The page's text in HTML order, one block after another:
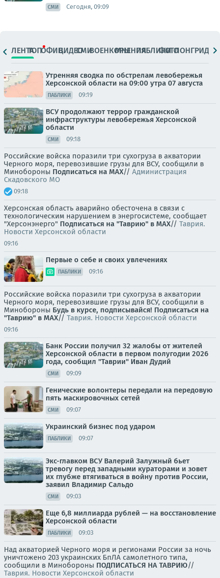
СМИ Сегодня, 09:09
ЛЕНТАТОПОФИЦ.ВИДЕОСМИВОЕНКОРЫМНЕНИЯПАБЛИКИ
ФОТОЛОНГРИДЫ
Утренняя сводка по обстрелам левобережья
Херсонской области на 09:00 утра 07 августа
ПАБЛИКИ 09:19
ВСУ продолжают террор гражданской
инфраструктуры левобережья Херсонской
области
СМИ 09:18
Российские войска поразили три сухогруза в акватории
Черного моря, перевозившие грузы для ВСУ, сообщили в
Минобороны Подписаться на MAX// Администрация
Скадовского МО
09:18
Херсонская область аварийно обесточена в связи с
технологическим нарушением в энергосистеме, сообщает
"Херсонэнерго" Подписаться на "Таврию" в MAX// Таврия.
Новости Херсонской области
09:16
Первые о себе и своих увлечениях
ПАБЛИКИ 09:16
Российские войска поразили три сухогруза в акватории
Черного моря, перевозившие грузы для ВСУ, сообщили в
Минобороны Будь в курсе, подписывайся! Подписаться на
"Таврию" в MAX// Таврия. Новости Херсонской области
09:16
Банк России получил 32 жалобы от жителей
Херсонской области в первом полугодии 2026
года, сообщил "Таврии" Иван Дудий
СМИ 09:09
Генические волонтеры передали на передовую
пять маскировочных сетей
СМИ 09:07
Украинский бизнес под ударом
ПАБЛИКИ 09:07
Экс-главком ВСУ Валерий Залужный бьет
тревогу перед западными кураторами и зовет
их глубже втягиваться в войну против России,
заявил Владимир Сальдо
СМИ 09:03
Еще 6,8 миллиарда рублей — на восстановление
Херсонской области
ПАБЛИКИ 09:03
Над акваторией Черного моря и регионами России за ночь
уничтожено 203 украинских БпЛА самолетного типа,
сообщили в Минобороны ПОДПИСАТЬСЯ НА ТАВРИЮ//
Таврия. Новости Херсонской области